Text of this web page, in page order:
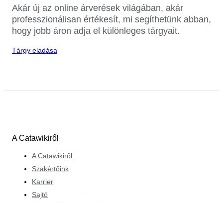
Akár új az online árverések világában, akár
professzionálisan értékesít, mi segíthetünk abban,
hogy jobb áron adja el különleges tárgyait.
Tárgy eladása
A Catawikiről
A Catawikiről
Szakértőink
Karrier
Sajtó